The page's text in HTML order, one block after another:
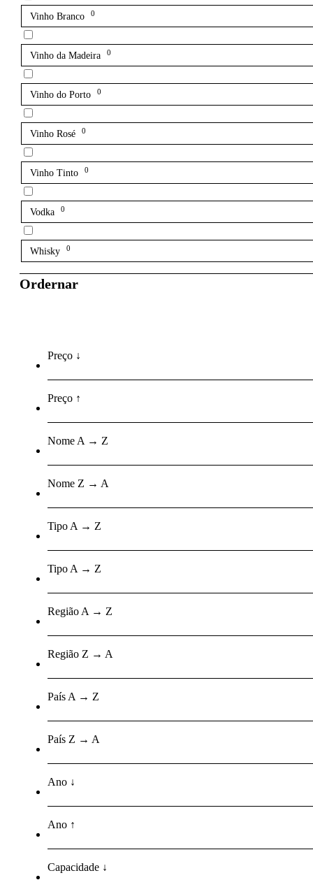
Vinho Branco 0
Vinho da Madeira 0
Vinho do Porto 0
Vinho Rosé 0
Vinho Tinto 0
Vodka 0
Whisky 0
Ordernar
Preço ↓
Preço ↑
Nome A → Z
Nome Z → A
Tipo A → Z
Tipo A → Z
Região A → Z
Região Z → A
País A → Z
País Z → A
Ano ↓
Ano ↑
Capacidade ↓